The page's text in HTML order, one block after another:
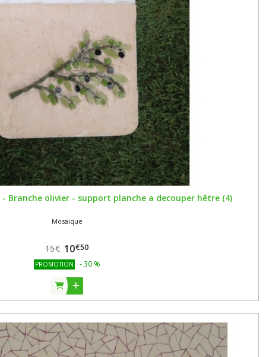
Branche olivier - support planche a decouper hêtre (4)
Mosaique
15€ 10€50
PROMOTION - 30 %